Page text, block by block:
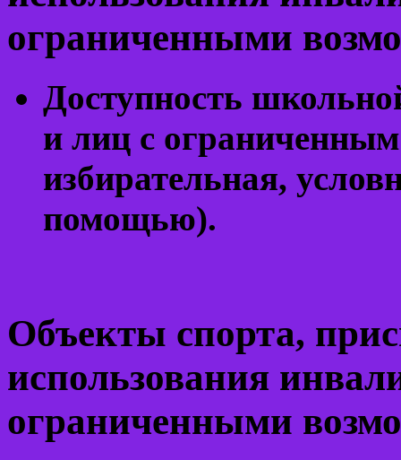
ограниченными
Доступность
и лиц с
избирательная,
помощью).
Объекты спорта,
использования
ограниченными